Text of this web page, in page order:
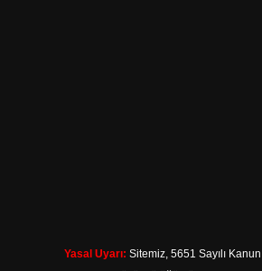
Yasal Uyarı: Sitemiz, 5651 Sayılı